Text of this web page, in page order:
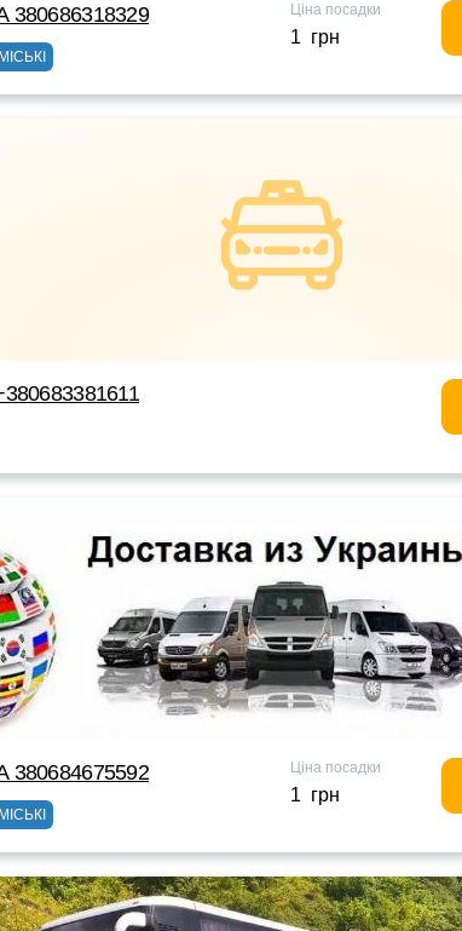
380686318329 Ціна посадки
1 грн
380684675592 Ціна посадки
1 грн